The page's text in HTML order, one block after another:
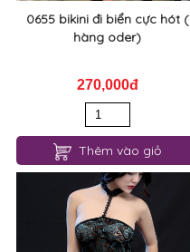
0655 bikini đi biển cực hót (
hàng oder)
270,000đ
Thêm vào giỏ